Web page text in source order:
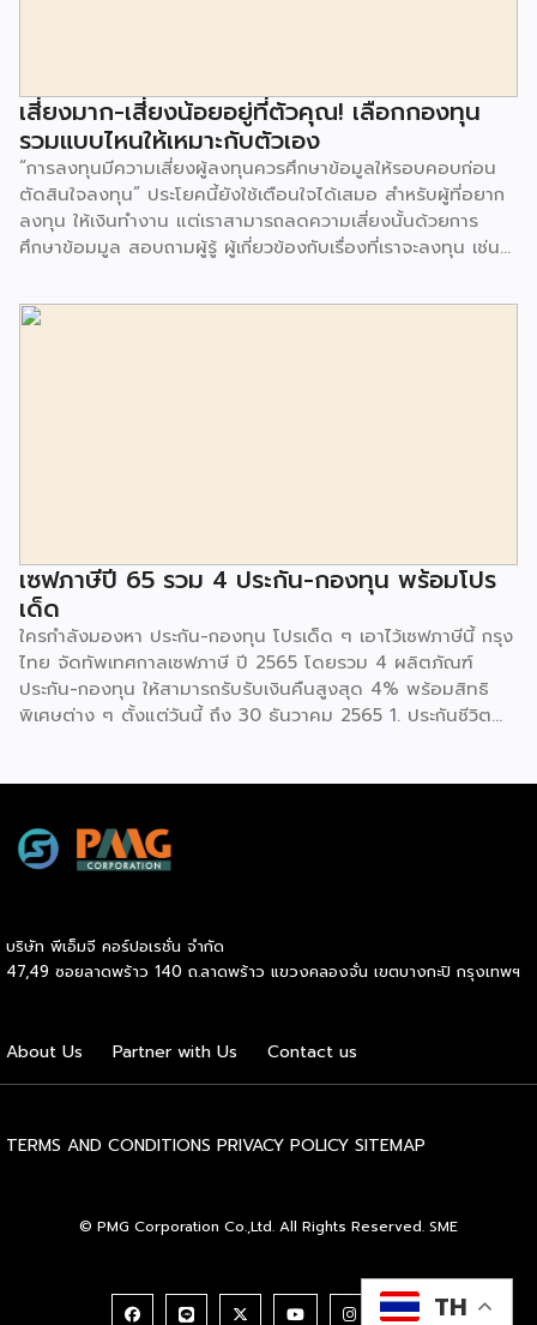
หรือใช้จ่ายในเรื่องอื่น ๆ ได้ เรียกว่าเป็นช่องทาง Passive
income อีกรูปแบบหนึ่ง แต่อีกมุมหนึ่งการจ่ายปันผลจะถูกหัก
ภาษี ณ ที่จ่าย 10% และจะทำให้มูลค่าของหน่วยลงทุนไม่เพิ่มขึ้น
จากเดิม เพราะต้องจ่ายปันผลออกมา รวมถึงอาจจะเสียโอกาสที่จะ
สร้างมูลค่าให้ได้ผลตอบแทนมากขึ้นกว่าเดิม […]
เสี่ยงมาก-เสี่ยงน้อยอยู่ที่ตัวคุณ! เลือกกองทุน
รวมแบบไหนให้เหมาะกับตัวเอง
“การลงทุนมีความเสี่ยงผู้ลงทุนควรศึกษาข้อมูลให้รอบคอบก่อน
ตัดสินใจลงทุน” ประโยคนี้ยังใช้เตือนใจได้เสมอ สำหรับผู้ที่อยาก
ลงทุน ให้เงินทำงาน แต่เราสามารถลดความเสี่ยงนั้นด้วยการ
ศึกษาข้อมมูล สอบถามผู้รู้ ผู้เกี่ยวข้องกับเรื่องที่เราจะลงทุน เช่น
บริหารจัดการให้ แต่คนลงทุนก็ควรมีความรู้ไว้ประกอบการตัดสิน
ใจ อย่าทำโดยไม่รู้เรื่องอะไร แน่อนว่า “กองทุนรวม” มีความเสี่ยง
ถามตัวเองว่าสามารถรับความเสี่ยงได้มากน้อยแค่ไหนก่อน และ
ต้องคิดอยู่เสมอว่าลงทุนน้อยได้มากไม่มี เพราะทุกอย่างเป็นความ
เสี่ยง หากต้องการผลตอบแทนที่สูงก็ต้องเสี่ยงมาก เหล่านี้คือ
เรื่องธรรมดาที่อยู่คู่กับการลงทุน หากพิจารณาระดับความ
เสี่ยง […]
เซฟภาษีปี 65 รวม 4 ประกัน-กองทุน พร้อมโปร
เด็ด
ใครกำลังมองหา ประกัน-กองทุน โปรเด็ด ๆ เอาไว้เซฟภาษีนี้ กรุง
ไทย จัดทัพเทศกาลเซฟภาษี ปี 2565 โดยรวม 4 ผลิตภัณฑ์
ประกัน-กองทุน ให้สามารถรับรับเงินคืนสูงสุด 4% พร้อมสิทธิ
พิเศษต่าง ๆ ตั้งแต่วันนี้ ถึง 30 ธันวาคม 2565 1. ประกันชีวิต
รับเงินคืนสูงสุด 4% เมื่อซื้อกรมธรรม์ iShield, Healthy Ultra,
Life Protect 18, […]
บริษัท พีเอ็มจี คอร์ปอเรชั่น จำกัด
47,49 ซอยลาดพร้าว 140 ถ.ลาดพร้าว แขวงคลองจั่น เขตบางกะปิ กรุงเทพฯ
About Us Partner with Us Contact us
TERMS AND CONDITIONS PRIVACY POLICY SITEMAP
© PMG Corporation Co.,Ltd. All Rights Reserved. SME
TH